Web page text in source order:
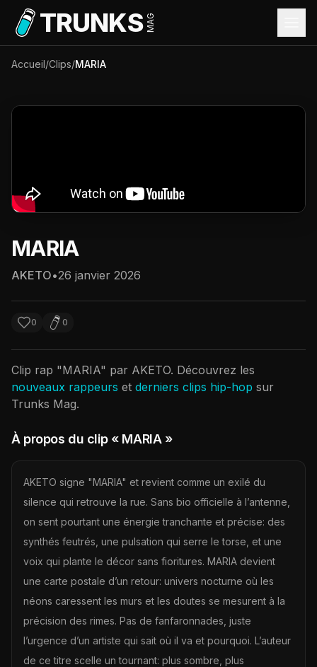
Aller au contenu principal
TRUNKSMAG
Accueil/Clips/MARIA
MARIA
AKETO•26 janvier 2026
0 0
Clip rap "MARIA" par AKETO. Découvrez les
nouveaux rappeurs et derniers clips hip-hop sur
Trunks Mag.
À propos du clip« MARIA »
AKETO signe "MARIA" et revient comme un exilé du
silence qui retrouve la rue. Sans bio officielle à l’antenne,
on sent pourtant une énergie tranchante et précise: des
synthés feutrés, une pulsation qui serre le torse, et une
voix qui plante le décor sans fioritures. MARIA devient
une carte postale d’un retour: univers nocturne où les
néons caressent les murs et les doutes se mesurent à la
précision des rimes. Pas de fanfaronnades, juste
l’urgence d’un artiste qui sait où il va et pourquoi. L’auteur
de ce titre scelle un tournant: plus sombre, plus